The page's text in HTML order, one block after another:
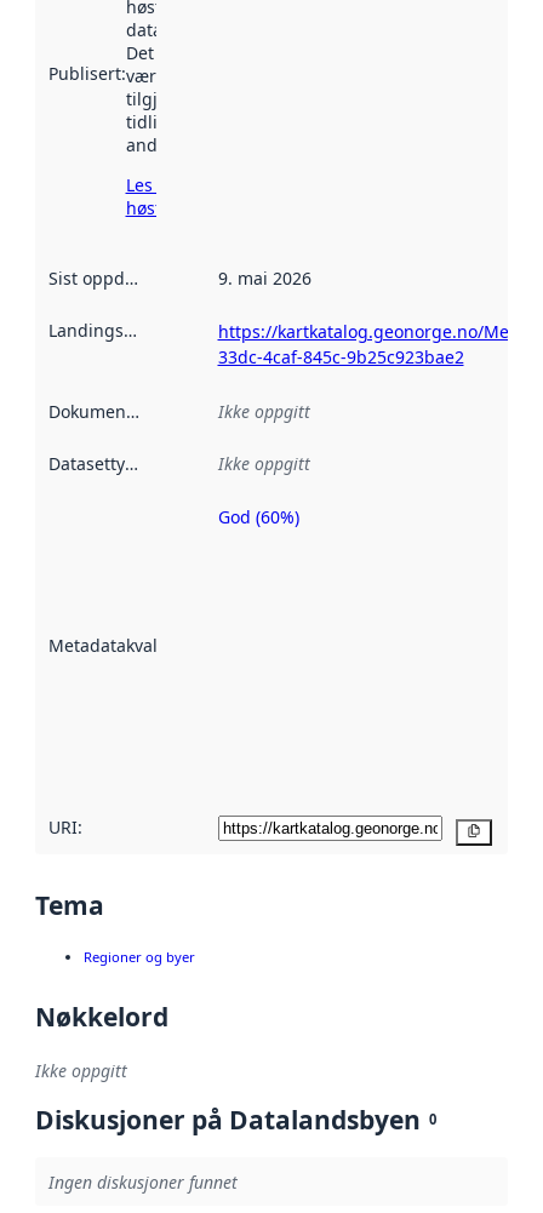
Publisert:
høstet av
data.norge.no.
Det kan ha
vært
tilgjengelig
tidligere
andre steder.
Les mer om
høsting her
Sist oppdatert 9. mai 2026
Landingsside
https://kartkatalog.geonorge.no/
33dc-4caf-845c-9b25c923bae2
Dokumentasjon Ikke oppgitt
Datasettype Ikke oppgitt
Metadatakvalitet
Metadatakvalitet
God (60%)
URI:
Tema
Regioner og byer
Nøkkelord
Ikke oppgitt
Diskusjoner på Datalandsbyen 0
Ingen diskusjoner funnet